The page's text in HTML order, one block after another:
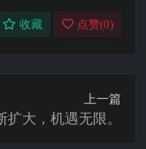
收藏 点赞(0)
上一篇
大，机遇无限。